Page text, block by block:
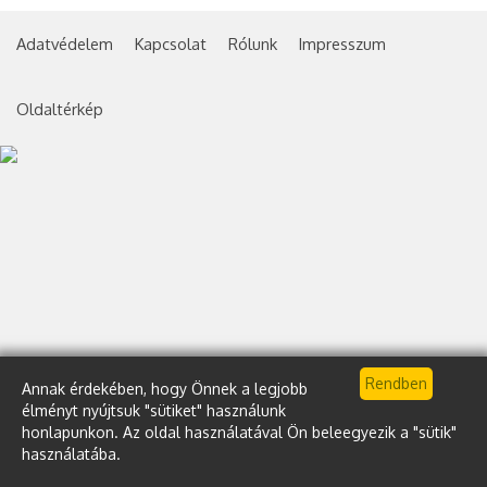
Annak érdekében, hogy Önnek a legjobb
élményt nyújtsuk "sütiket" használunk
honlapunkon. Az oldal használatával Ön beleegyezik a "sütik"
használatába.
Adatvédelem Kapcsolat Rólunk Impresszum
Oldaltérkép